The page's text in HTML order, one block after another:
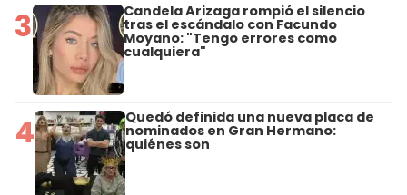
3 Candela Arizaga rompió el silencio
tras el escándalo con Facundo
Moyano: "Tengo errores como
cualquiera"
4 Quedó definida una nueva placa de
nominados en Gran Hermano:
quiénes son